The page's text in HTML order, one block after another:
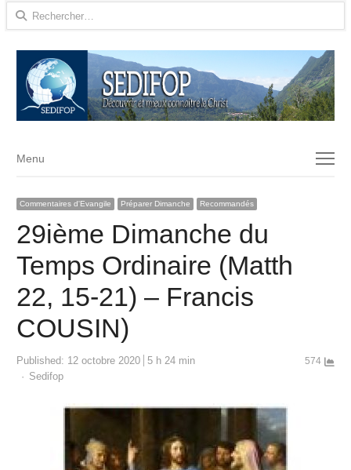
Rechercher :
Menu
Menu
Commentaires d'Evangile Préparer Dimanche Recommandés
29ième Dimanche du
Temps Ordinaire (Matth
22, 15-21) – Francis
COUSIN)
Published: 12 octobre 2020
5 h 24 min
Author
Sedifop
574